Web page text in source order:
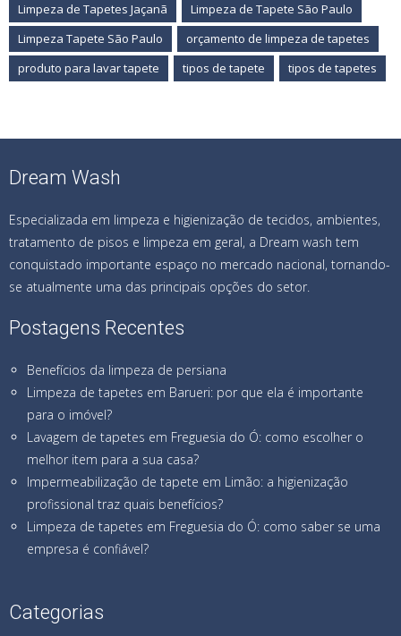
Limpeza de Tapetes Jaçanã
Limpeza de Tapete São Paulo
Limpeza Tapete São Paulo
orçamento de limpeza de tapetes
produto para lavar tapete
tipos de tapete tipos de tapetes
Dream Wash
Especializada em limpeza e higienização de tecidos, ambientes,
tratamento de pisos e limpeza em geral, a Dream wash tem
conquistado importante espaço no mercado nacional, tornando-
se atualmente uma das principais opções do setor.
Postagens Recentes
Benefícios da limpeza de persiana
Limpeza de tapetes em Barueri: por que ela é importante
para o imóvel?
Lavagem de tapetes em Freguesia do Ó: como escolher o
melhor item para a sua casa?
Impermeabilização de tapete em Limão: a higienização
profissional traz quais benefícios?
Limpeza de tapetes em Freguesia do Ó: como saber se uma
empresa é confiável?
Categorias